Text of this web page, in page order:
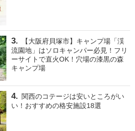
【大阪府貝塚市】キャンプ場「渓
流園地」はソロキャンパー必見！フリ
ーサイトで直火OK！穴場の漆黒の森
キャンプ場
関西のコテージは安いところがい
い！おすすめの格安施設18選